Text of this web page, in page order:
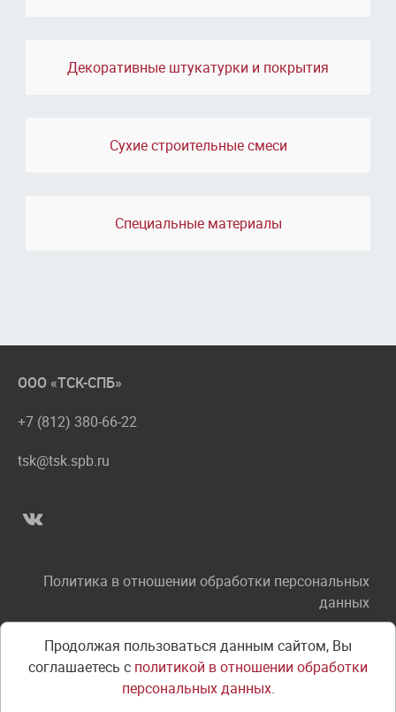
Декоративные штукатурки и покрытия
Сухие строительные смеси
Специальные материалы
ООО «ТСК-СПБ»
+7 (812) 380-66-22
tsk@tsk.spb.ru
Политика в отношении обработки персональных
данных
Соглашение об использовании сайта
Правила оплаты
Продолжая пользоваться данным сайтом, Вы
соглашаетесь с политикой в отношении обработки
персональных данных.